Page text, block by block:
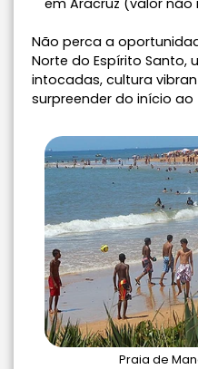
Não perca a
Norte do Espírito Santo,
intocadas, cultura
surpreender do início ao
Praia de